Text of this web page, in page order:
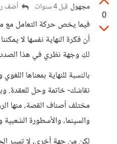
0
مجهول قبل 4 سنوات أضف
فيما يخص حركة التعامل مع
أن فكرة النهاية نفسها لا
لكِ وجهة نظري في هذا
بالنسبة للنهاية بمعناها
نقاشك- خاتمة وحل للعقدة.
مختلف أصناف القصة، منها
والسينما، والأسطورة الشعبية